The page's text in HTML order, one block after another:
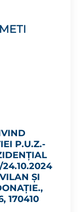
P.U.Z.-
24.10.2024
ŞI
170410